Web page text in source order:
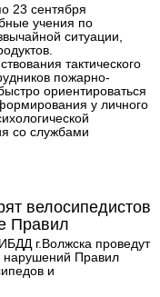
23 сентября
учения по
ситуации,
тактического
пожарно-
ориентироваться
у личного
со службами
велосипедистов
Правил
г.Волжска проведут
нарушений Правил
и